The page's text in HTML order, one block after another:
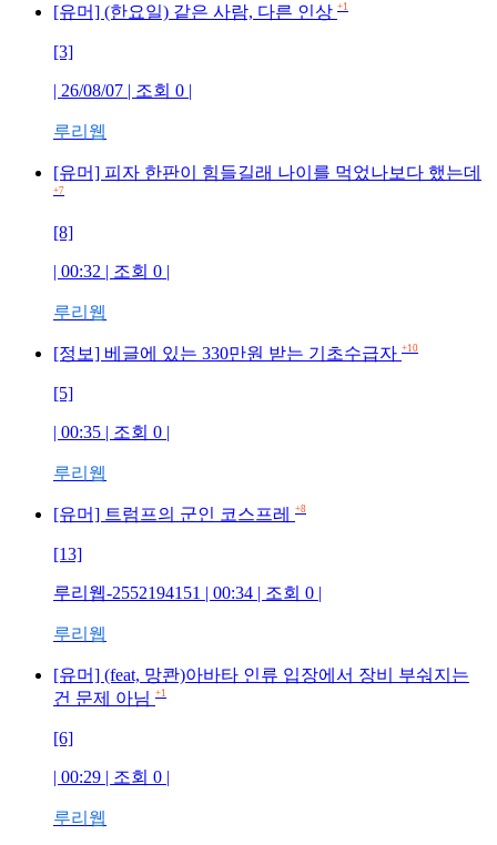
[유머] (한요일) 같은 사람, 다른 인상 +1
[3]
| 26/08/07 | 조회 0 |
루리웹
[유머] 피자 한판이 힘들길래 나이를 먹었나보다 했는데
+7
[8]
| 00:32 | 조회 0 |
루리웹
[정보] 베글에 있는 330만원 받는 기초수급자 +10
[5]
| 00:35 | 조회 0 |
루리웹
[유머] 트럼프의 군인 코스프레 +8
[13]
루리웹-2552194151 | 00:34 | 조회 0 |
루리웹
[유머] (feat, 망콴)아바타 인류 입장에서 장비 부숴지는
건 문제 아님 +1
[6]
| 00:29 | 조회 0 |
루리웹